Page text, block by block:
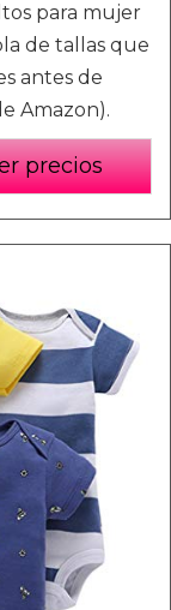
para mujer
de tallas que
antes de
Amazon).
precios